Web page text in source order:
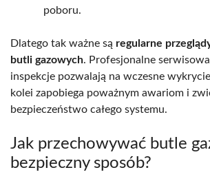
poboru.
Dlatego tak ważne są regularne
butli gazowych. Profesjonalne
inspekcje pozwalają na wczesne
kolei zapobiega poważnym awariom i
bezpieczeństwo całego systemu.
Jak przechowywać butle
bezpieczny sposób?